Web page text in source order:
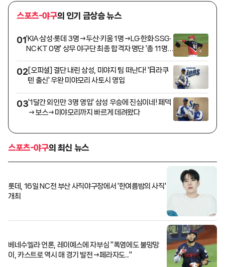
스포츠-야구의 인기 급상승 뉴스
01'KIA·삼성·롯데 3명→두산·키움 1명→LG·한화·SSG·
NC·KT 0명' 상무 야구단 최종 합격자 명단 '총 11명'
02[오피셜] 결단 내린 삼성, 미야지 팀 떠난다! '日라쿠
텐 출신' 우완 미야모리 사토시 영입
03'1달간 외인만 3명 영입' 삼성 우승에 진심이네! 페덱
→보스→미야모리까지 빠르게 데려왔다
스포츠-야구의 최신 뉴스
롯데, 16일 NC전 부산 사직야구장에서 '한여름밤의 사직'
개최
베네수엘라 언론, 레이예스에 자부심 "폭염에도 불망망
이, 카스트로 역시 매 경기 발전→페라자도..."